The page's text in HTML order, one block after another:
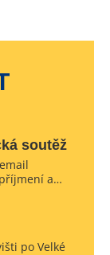
soutěž
a…
po Velké